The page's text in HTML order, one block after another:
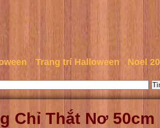
Trang trí Halloween Noel
Chỉ Thắt Nơ 50cm